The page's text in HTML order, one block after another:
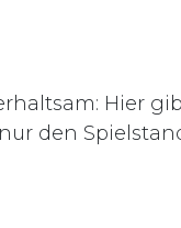
Hier
den